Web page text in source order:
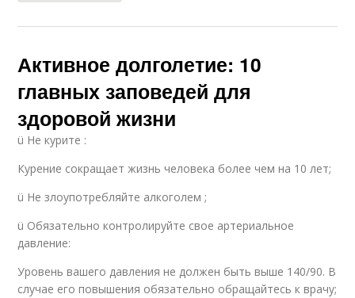
Активное долголетие: 10
главных заповедей для
здоровой жизни
ü Не курите :
Курение сокращает жизнь человека более чем на 10 лет;
ü Не злоупотребляйте алкоголем ;
ü Обязательно контролируйте свое артериальное
давление:
Уровень вашего давления не должен быть выше 140/90. В
случае его повышения обязательно обращайтесь к врачу;